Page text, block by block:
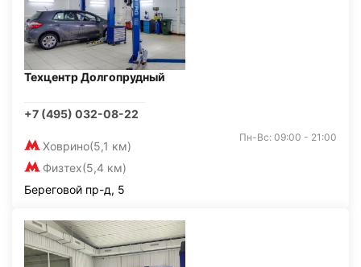
Техцентр Долгопрудный
+7 (495) 032-08-22
Ховрино(5,1 км)
Физтех(5,4 км)
Пн-Вс: 09:00 - 21:00
Береговой пр-д, 5